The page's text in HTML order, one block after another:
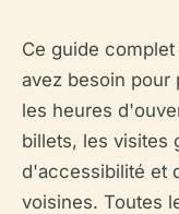
Ce guide
avez besoin pour
les heures
billets, les visites
d'accessibilité et
voisines. Toutes